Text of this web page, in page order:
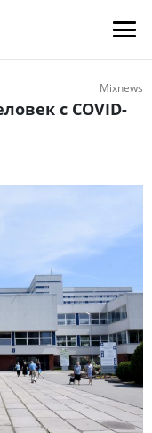
Mixnews
с COVID-